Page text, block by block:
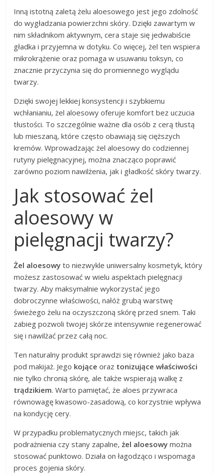
Inną istotną zaletą żelu aloesowego jest jego zdolność
do wygładzania powierzchni skóry. Dzięki zawartym w
nim składnikom aktywnym, cera staje się jedwabiście
gładka i przyjemna w dotyku. Co więcej, żel ten wspiera
mikrokrążenie oraz pomaga w usuwaniu toksyn, co
znacznie przyczynia się do promiennego wyglądu
twarzy.
Dzięki swojej lekkiej konsystencji i szybkiemu
wchłanianiu, żel aloesowy oferuje komfort bez uczucia
tłustości. To szczególnie ważne dla osób z cerą tłustą
lub mieszaną, które często obawiają się cięższych
kremów. Wprowadzając żel aloesowy do codziennej
rutyny pielęgnacyjnej, można znacząco poprawić
zarówno poziom nawilżenia, jak i gładkość skóry twarzy.
Jak stosować żel
aloesowy w
pielęgnacji twarzy?
Żel aloesowy to niezwykle uniwersalny kosmetyk, który
możesz zastosować w wielu aspektach pielęgnacji
twarzy. Aby maksymalnie wykorzystać jego
dobroczynne właściwości, nałóż grubą warstwę
świeżego żelu na oczyszczoną skórę przed snem. Taki
zabieg pozwoli twojej skórze intensywnie regenerować
się i nawilżać przez całą noc.
Ten naturalny produkt sprawdzi się również jako baza
pod makijaż. Jego kojące oraz tonizujące właściwości
nie tylko chronią skórę, ale także wspierają walkę z
trądzikiem. Warto pamiętać, że aloes przywraca
równowagę kwasowo-zasadową, co korzystnie wpływa
na kondycję cery.
W przypadku problematycznych miejsc, takich jak
podrażnienia czy stany zapalne,żel aloesowy można
stosować punktowo. Działa on łagodząco i wspomaga
proces gojenia skóry.